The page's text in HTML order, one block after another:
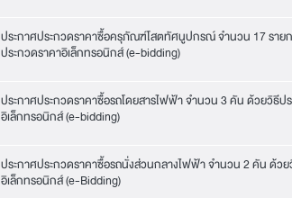
ประกาศประกวดราคาซื้อครุภัณฑ์โสตทัศนูปกรณ์ จำนวน 17 ราย
ประกวดราคาอิเล็กทรอนิกส์ (e-bidding)
ประกาศประกวดราคาซื้อรถโดยสารไฟฟ้า จำนวน 3 คัน ด้วยวิธีป
อิเล็กทรอนิกส์ (e-bidding)
ประกาศประกวดราคาซื้อรถนั่งส่วนกลางไฟฟ้า จำนวน 2 คัน ด้ว
อิเล็กทรอนิกส์ (e-Bidding)